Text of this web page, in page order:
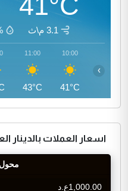
3.1 م\ث
10:00
41°C
11:00
43°C
›
اسعار العملات بالدينار